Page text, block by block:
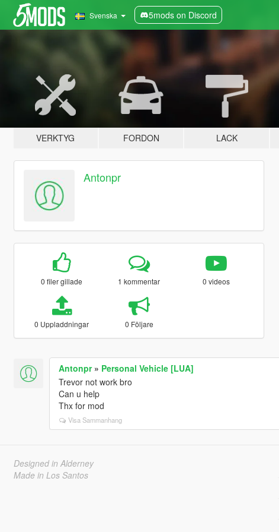
Svenska 5mods on Discord
VERKTYG FORDON LACK
Antonpr
0 filer gillade 1 kommentar 0 videos
0 Uppladdningar 0 Följare
Antonpr» Personal Vehicle [LUA]
Trevor not work bro
Can u help
Thx for mod
Visa Sammanhang
Designed in Alderney
Made in Los Santos